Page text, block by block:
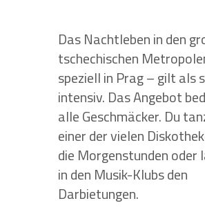
Das Nachtleben in den
tschechischen
speziell in Prag – gilt als
intensiv. Das Angebot
alle Geschmäcker. Du
einer der vielen
die Morgenstunden oder
in den Musik-Klubs den
Darbietungen.